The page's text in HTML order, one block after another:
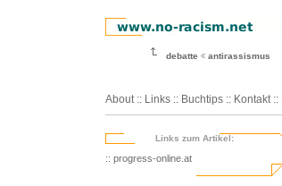
debatte antirassismus
About :: Links :: Buchtips :: Kontakt ::
Links zum Artikel:
:: progress-online.at